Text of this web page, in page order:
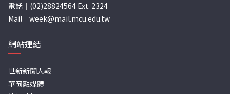
電話｜(02)28824564 Ext. 2324
Mail｜ week@mail.mcu.edu.tw
網站連結
世新新聞人報
華岡融媒體